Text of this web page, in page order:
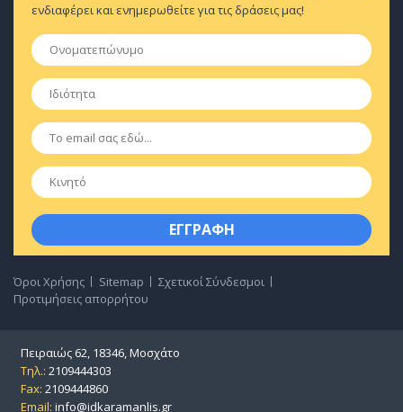
ενδιαφέρει και ενημερωθείτε για τις δράσεις μας!
Ονοματεπώνυμο
Ιδιότητα
Email
Κινητό
Όροι Χρήσης Sitemap
Σχετικοί Σύνδεσμοι
Προτιμήσεις απορρήτου
Πειραιώς 62, 18346, Μοσχάτο
Τηλ.: 2109444303
Fax: 2109444860
Email: info@idkaramanlis.gr